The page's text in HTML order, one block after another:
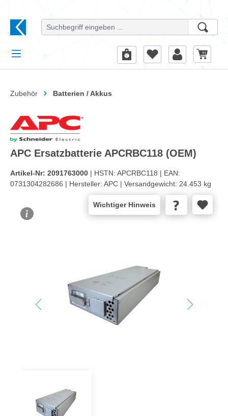
Zubehör Batterien / Akkus
APC Ersatzbatterie APCRBC118 (OEM)
Artikel-Nr: 2091763000 | HSTN: APCRBC118 | EAN:
0731304282686 | Hersteller: APC | Versandgewicht: 24.453 kg
Wichtiger Hinweis